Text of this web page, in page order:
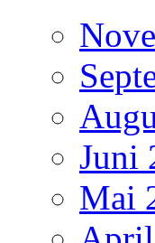
Juni
Mai